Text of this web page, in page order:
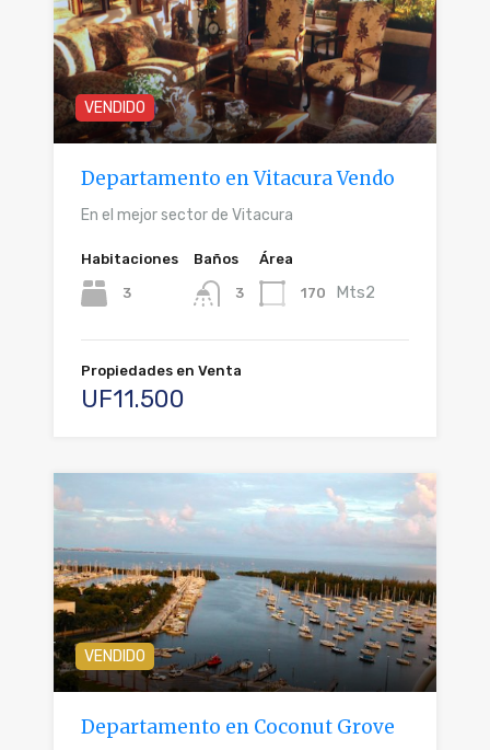
VENDIDO
Departamento en Vitacura Vendo
En el mejor sector de Vitacura
Habitaciones
3
Baños
3
Área
170 Mts2
Propiedades en Venta
UF11.500
VENDIDO
Departamento en Coconut Grove